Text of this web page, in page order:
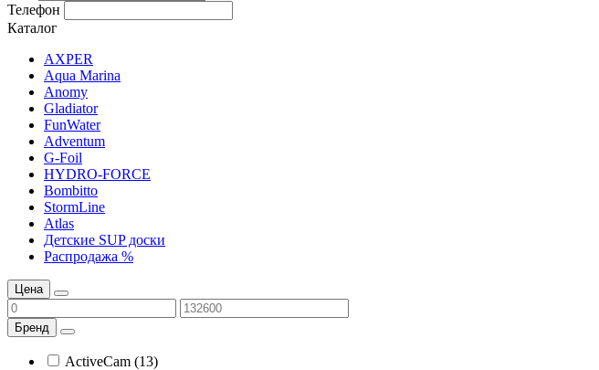
Телефон
Каталог
AXPER
Aqua Marina
Anomy
Gladiator
FunWater
Adventum
G-Foil
HYDRO-FORCE
Bombitto
StormLine
Atlas
Детские SUP доски
Распродажа %
Цена
Бренд
ActiveCam (13)